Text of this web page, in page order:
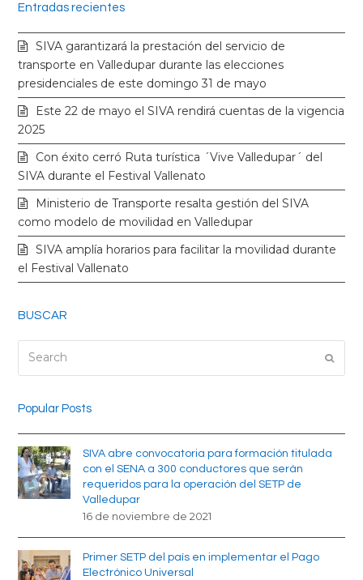
i
t
t
e
r
c
e
b
o
o
k
s
t
a
g
r
a
u
t
u
b
e
Entradas recientes
SIVA garantizará la prestación del servicio de
transporte en Valledupar durante las elecciones
presidenciales de este domingo 31 de mayo
Este 22 de mayo el SIVA rendirá cuentas de la vigencia
2025
Con éxito cerró Ruta turística ´Vive Valledupar´ del
SIVA durante el Festival Vallenato
Ministerio de Transporte resalta gestión del SIVA
como modelo de movilidad en Valledupar
SIVA amplía horarios para facilitar la movilidad durante
el Festival Vallenato
BUSCAR
Popular Posts
SIVA abre convocatoria para formación titulada
con el SENA a 300 conductores que serán
requeridos para la operación del SETP de
Valledupar
16 de noviembre de 2021
Primer SETP del país en implementar el Pago
Electrónico Universal